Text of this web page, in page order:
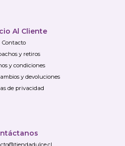
Al Cliente
Contacto
y retiros
y condiciones
y devoluciones
de privacidad